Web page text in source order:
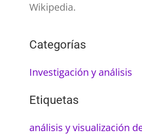
Wikipedia.
Categorías
Investigación y análisis
Etiquetas
análisis y visualización